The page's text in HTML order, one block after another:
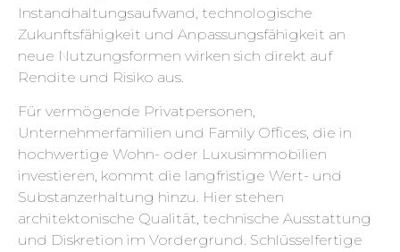
Instandhaltungsaufwand, technologische
Zukunftsfähigkeit und Anpassungsfähigkeit an
neue Nutzungsformen wirken sich direkt auf
Rendite und Risiko aus.
Für vermögende Privatpersonen,
Unternehmerfamilien und Family Offices, die in
hochwertige Wohn- oder Luxusimmobilien
investieren, kommt die langfristige Wert- und
Substanzerhaltung hinzu. Hier stehen
architektonische Qualität, technische Ausstattung
und Diskretion im Vordergrund. Schlüsselfertige